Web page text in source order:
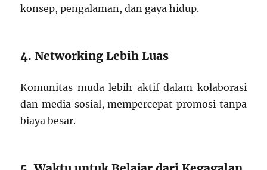
konsep, pengalaman, dan gaya hidup.
4. Networking Lebih Luas
Komunitas muda lebih aktif dalam kolaborasi
dan media sosial, mempercepat promosi tanpa
biaya besar.